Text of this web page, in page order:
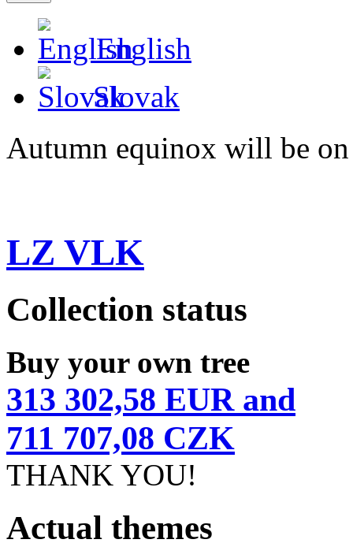
English
Slovak
Autumn equinox will be
LZ VLK
Collection status
Buy your own tree
313 302,58 EUR and
711 707,08 CZK
THANK YOU!
Actual themes